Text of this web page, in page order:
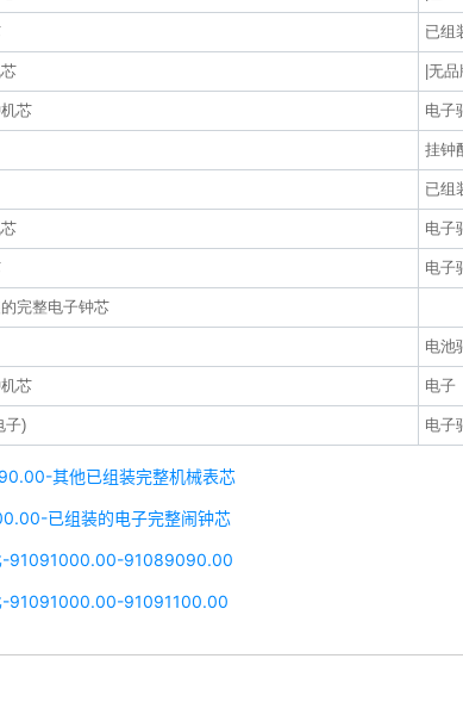
已组
|无品
芯 电子
挂钟
已组
电子
电子
完整电子钟芯
电池
芯 电子
子) 电子
其他已组装完整机械表芯
已组装的电子完整闹钟芯
-91091000.00-91089090.00
-91091000.00-91091100.00